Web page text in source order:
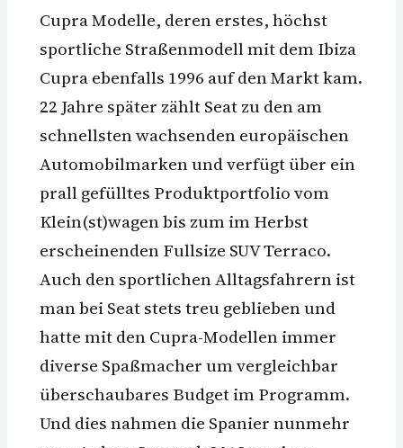
Cupra Modelle, deren erstes, höchst
sportliche Straßenmodell mit dem Ibiza
Cupra ebenfalls 1996 auf den Markt kam.
22 Jahre später zählt Seat zu den am
schnellsten wachsenden europäischen
Automobilmarken und verfügt über ein
prall gefülltes Produktportfolio vom
Klein(st)wagen bis zum im Herbst
erscheinenden Fullsize SUV Terraco.
Auch den sportlichen Alltagsfahrern ist
man bei Seat stets treu geblieben und
hatte mit den Cupra-Modellen immer
diverse Spaßmacher um vergleichbar
überschaubares Budget im Programm.
Und dies nahmen die Spanier nunmehr